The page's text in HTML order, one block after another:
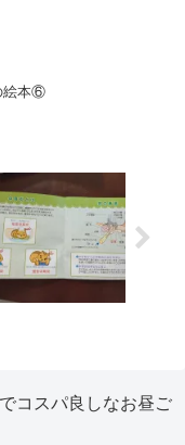
絵本⑥
コスパ良しなお昼ご